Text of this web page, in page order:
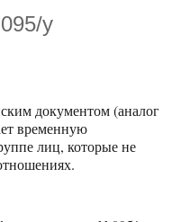
у
документом (аналог
временную
лиц, которые не